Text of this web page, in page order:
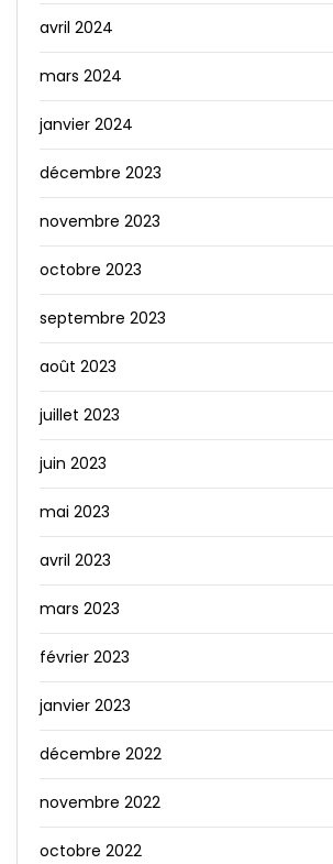
avril 2024
mars 2024
janvier 2024
décembre 2023
novembre 2023
octobre 2023
septembre 2023
août 2023
juillet 2023
juin 2023
mai 2023
avril 2023
mars 2023
février 2023
janvier 2023
décembre 2022
novembre 2022
octobre 2022